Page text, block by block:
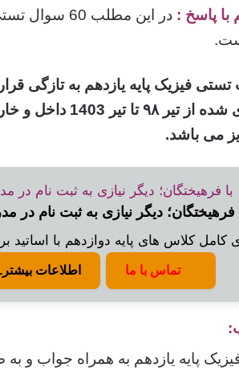
پاسخ :
در این مطلب
شامل 263 تست دسته
می باشد.
فرهیختگان؛ دیگر نیازی به ثبت نام در
کامل کلاس های پایه دوازدهم با اساتید
تماس با ما اطلاعات
پایه یازدهم به همراه جواب و